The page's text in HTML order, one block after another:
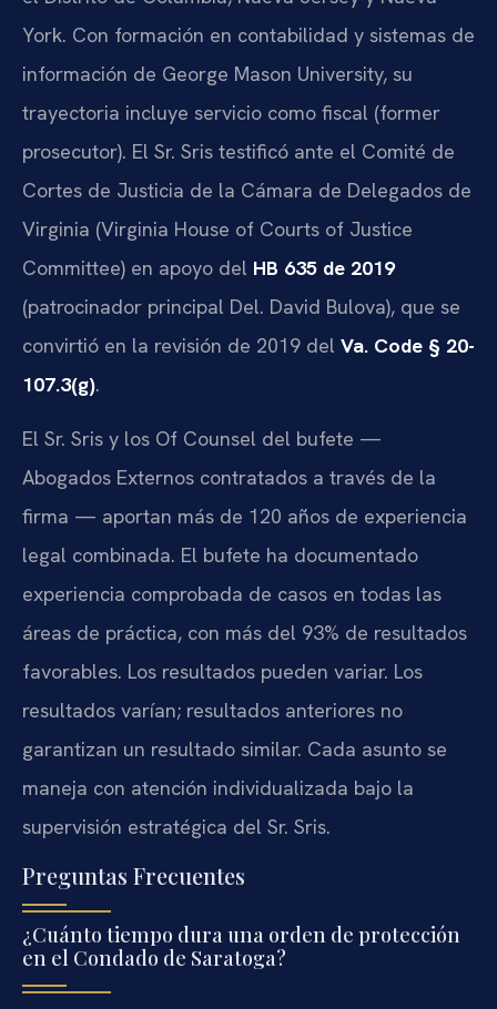
York. Con formación en contabilidad y sistemas de
información de George Mason University, su
trayectoria incluye servicio como fiscal (former
prosecutor). El Sr. Sris testificó ante el Comité de
Cortes de Justicia de la Cámara de Delegados de
Virginia (Virginia House of Courts of Justice
Committee) en apoyo del HB 635 de 2019
(patrocinador principal Del. David Bulova), que se
convirtió en la revisión de 2019 del Va. Code § 20-
107.3(g).
El Sr. Sris y los Of Counsel del bufete —
Abogados Externos contratados a través de la
firma — aportan más de 120 años de experiencia
legal combinada. El bufete ha documentado
experiencia comprobada de casos en todas las
áreas de práctica, con más del 93% de resultados
favorables. Los resultados pueden variar. Los
resultados varían; resultados anteriores no
garantizan un resultado similar. Cada asunto se
maneja con atención individualizada bajo la
supervisión estratégica del Sr. Sris.
Preguntas Frecuentes
¿Cuánto tiempo dura una orden de protección
en el Condado de Saratoga?